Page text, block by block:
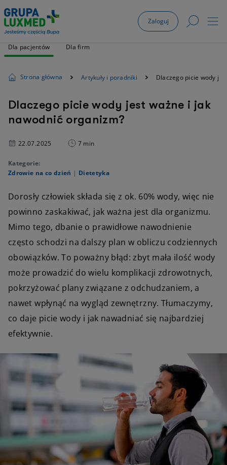
Zaloguj
Dla pacjentów Dla firm
Strona główna Artykuły i poradniki Dlaczego picie wody
Dlaczego picie wody jest ważne i jak
nawodnić organizm?
22.07.2025 7 min
Kategorie:
Zdrowie na co dzień | Dietetyka
Dorosły człowiek składa się z ok. 60% wody, więc nie
powinno zaskakiwać, jak ważna jest dla organizmu.
Mimo tego, dbanie o prawidłowe nawodnienie
często schodzi na dalszy plan w obliczu codziennych
obowiązków. To poważny błąd: zbyt mała ilość wody
może prowadzić do wielu komplikacji zdrowotnych,
pokrzyżować plany związane z odchudzaniem, a
nawet wpłynąć na wygląd zewnętrzny. Tłumaczymy,
co daje picie wody i jak nawadniać się najbardziej
efektywnie.